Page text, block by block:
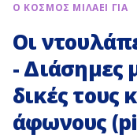
Ο ΚΟΣΜΟΣ ΜΙΛΑΕΙ ΓΙΑ
Οι
- Διάσημες
δικές τους
άφωνους